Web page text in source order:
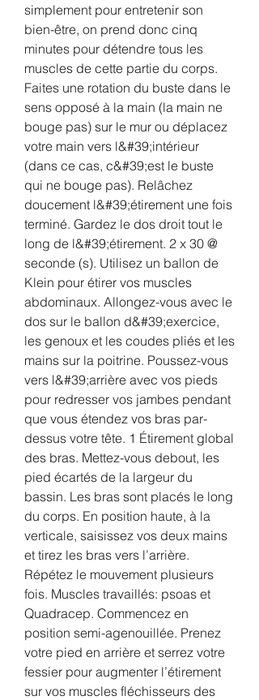
simplement pour entretenir son
bien-être, on prend donc cinq
minutes pour détendre tous les
muscles de cette partie du corps.
Faites une rotation du buste dans le
sens opposé à la main (la main ne
bouge pas) sur le mur ou déplacez
votre main vers l&#39;intérieur
(dans ce cas, c&#39;est le buste
qui ne bouge pas). Relâchez
doucement l&#39;étirement une fois
terminé. Gardez le dos droit tout le
long de l&#39;étirement. 2 x 30 @
seconde (s). Utilisez un ballon de
Klein pour étirer vos muscles
abdominaux. Allongez-vous avec le
dos sur le ballon d&#39;exercice,
les genoux et les coudes pliés et les
mains sur la poitrine. Poussez-vous
vers l&#39;arrière avec vos pieds
pour redresser vos jambes pendant
que vous étendez vos bras par-
dessus votre tête. 1 Étirement global
des bras. Mettez-vous debout, les
pied écartés de la largeur du
bassin. Les bras sont placés le long
du corps. En position haute, à la
verticale, saisissez vos deux mains
et tirez les bras vers l’arrière.
Répétez le mouvement plusieurs
fois. Muscles travaillés: psoas et
Quadracep. Commencez en
position semi-agenouillée. Prenez
votre pied en arrière et serrez votre
fessier pour augmenter l’étirement
sur vos muscles fléchisseurs des